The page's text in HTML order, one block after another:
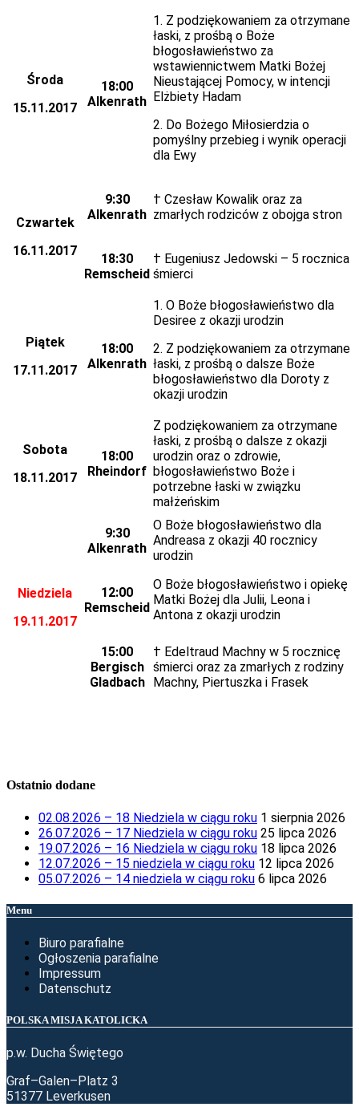
Środa
15.11.2017
18:00
Alkenrath
1. Z podziękowaniem za otrzymane
łaski, z prośbą o Boże
błogosławieństwo za
wstawiennictwem Matki Bożej
Nieustającej Pomocy, w intencji
Elżbiety Hadam
2. Do Bożego Miłosierdzia o
pomyślny przebieg i wynik operacji
dla Ewy
Czwartek
16.11.2017
9:30
Alkenrath
† Czesław Kowalik oraz za
zmarłych rodziców z obojga stron
18:30
Remscheid
† Eugeniusz Jedowski – 5 rocznica
śmierci
Piątek
17.11.2017
18:00
Alkenrath
1. O Boże błogosławieństwo dla
Desiree z okazji urodzin
2. Z podziękowaniem za otrzymane
łaski, z prośbą o dalsze Boże
błogosławieństwo dla Doroty z
okazji urodzin
Sobota
18.11.2017
18:00
Rheindorf
Z podziękowaniem za otrzymane
łaski, z prośbą o dalsze z okazji
urodzin oraz o zdrowie,
błogosławieństwo Boże i
potrzebne łaski w związku
małżeńskim
Niedziela
19.11.2017
9:30
Alkenrath
O Boże błogosławieństwo dla
Andreasa z okazji 40 rocznicy
urodzin
12:00
Remscheid
O Boże błogosławieństwo i opiekę
Matki Bożej dla Julii, Leona i
Antona z okazji urodzin
15:00
Bergisch
Gladbach
† Edeltraud Machny w 5 rocznicę
śmierci oraz za zmarłych z rodziny
Machny, Piertuszka i Frasek
Ostatnio dodane
02.08.2026 – 18 Niedziela w ciągu roku 1 sierpnia 2026
26.07.2026 – 17 Niedziela w ciągu roku 25 lipca 2026
19.07.2026 – 16 Niedziela w ciągu roku 18 lipca 2026
12.07.2026 – 15 niedziela w ciągu roku 12 lipca 2026
05.07.2026 – 14 niedziela w ciągu roku 6 lipca 2026
Menu
Biuro parafialne
Ogłoszenia parafialne
Impressum
Datenschutz
POLSKA MISJA KATOLICKA
p.w. Ducha Świętego
Graf–Galen–Platz 3
51377 Leverkusen